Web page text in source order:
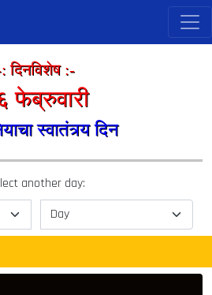
दिनविशेष :-
फेब्रुवारी
स्वातंत्र्य दिन
another day: